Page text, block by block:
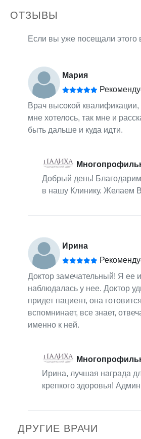
ОТЗЫВЫ
Если вы уже посещали этого
Мария
Врач высокой квалификации,
мне хотелось, так мне и
быть дальше и куда идти.
Добрый день!
в нашу Клинику. Желаем
Ирина
Доктор замечательный! Я ее
наблюдалась у нее. Доктор
придет пациент, она
вспомнинает, все знает,
именно к ней.
Ирина, лучшая награда
крепкого здоровья!
ДРУГИЕ ВРАЧИ